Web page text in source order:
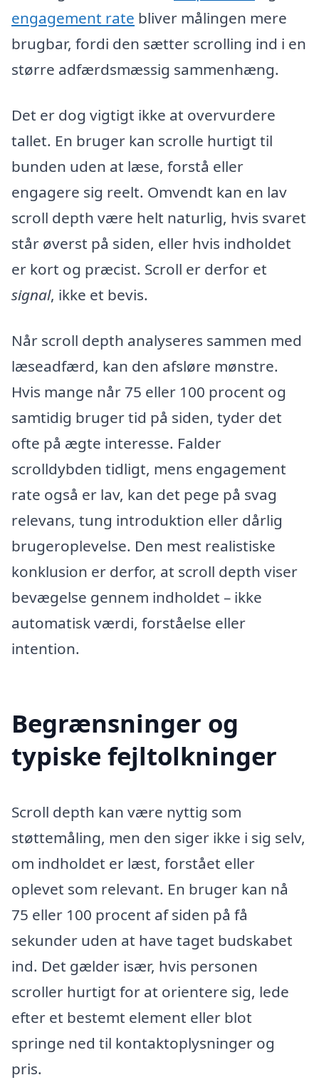
engagement rate bliver målingen mere
brugbar, fordi den sætter scrolling ind i en
større adfærdsmæssig sammenhæng.
Det er dog vigtigt ikke at overvurdere
tallet. En bruger kan scrolle hurtigt til
bunden uden at læse, forstå eller
engagere sig reelt. Omvendt kan en lav
scroll depth være helt naturlig, hvis svaret
står øverst på siden, eller hvis indholdet
er kort og præcist. Scroll er derfor et
signal, ikke et bevis.
Når scroll depth analyseres sammen med
læseadfærd, kan den afsløre mønstre.
Hvis mange når 75 eller 100 procent og
samtidig bruger tid på siden, tyder det
ofte på ægte interesse. Falder
scrolldybden tidligt, mens engagement
rate også er lav, kan det pege på svag
relevans, tung introduktion eller dårlig
brugeroplevelse. Den mest realistiske
konklusion er derfor, at scroll depth viser
bevægelse gennem indholdet – ikke
automatisk værdi, forståelse eller
intention.
Begrænsninger og
typiske fejltolkninger
Scroll depth kan være nyttig som
støttemåling, men den siger ikke i sig selv,
om indholdet er læst, forstået eller
oplevet som relevant. En bruger kan nå
75 eller 100 procent af siden på få
sekunder uden at have taget budskabet
ind. Det gælder især, hvis personen
scroller hurtigt for at orientere sig, lede
efter et bestemt element eller blot
springe ned til kontaktoplysninger og
pris.